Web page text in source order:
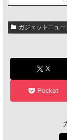
ガジェットニュー
X
Pocket